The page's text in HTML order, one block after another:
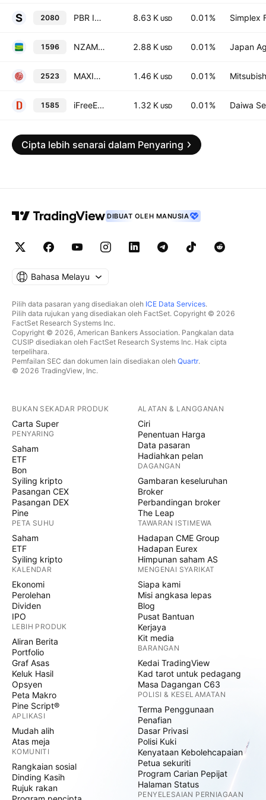
2080 PBR Improvement over 1x ETF 8.63 K USD 0.01% Simplex
1596 NZAM ETF TOPIX Ex-Financials ETF 2.88 K USD 0.01% Japan
2523 MAXIS TOPIX ex-Financials ETF 1.46 K USD 0.01%
1585 iFreeETF TOPIX Ex-Financials 1.32 K USD 0.01% Daiwa
Cipta lebih senarai dalam Penyaring
DIBUAT OLEH MANUSIA
Bahasa Melayu
Pilih data pasaran yang disediakan oleh ICE Data Services.
Pilih data rujukan yang disediakan oleh FactSet. Copyright © 2026
FactSet Research Systems Inc.
Copyright © 2026, American Bankers Association. Pangkalan data
CUSIP disediakan oleh FactSet Research Systems Inc. Hak cipta
terpelihara.
Pemfailan SEC dan dokumen lain disediakan oleh Quartr.
© 2026 TradingView, Inc.
BUKAN SEKADAR PRODUK
Carta Super
PENYARING
Saham
ETF
Bon
Syiling kripto
Pasangan CEX
Pasangan DEX
Pine
PETA SUHU
Saham
ETF
Syiling kripto
KALENDAR
Ekonomi
Perolehan
Dividen
IPO
LEBIH PRODUK
Aliran Berita
Portfolio
Graf Asas
Keluk Hasil
Opsyen
Peta Makro
Pine Script®
APLIKASI
Mudah alih
Atas meja
KOMUNITI
Rangkaian sosial
Dinding Kasih
Rujuk rakan
ALATAN & LANGGANAN
Ciri
Penentuan Harga
Data pasaran
Hadiahkan pelan
DAGANGAN
Gambaran keseluruhan
Broker
Perbandingan broker
The Leap
TAWARAN ISTIMEWA
Hadapan CME Group
Hadapan Eurex
Himpunan saham AS
MENGENAI SYARIKAT
Siapa kami
Misi angkasa lepas
Blog
Pusat Bantuan
Kerjaya
Kit media
BARANGAN
Kedai TradingView
Kad tarot untuk pedagang
Masa Dagangan C63
POLISI & KESELAMATAN
Terma Penggunaan
Penafian
Dasar Privasi
Polisi Kuki
Kenyataan Kebolehcapaian
Petua sekuriti
Program Carian Pepijat
Halaman Status
PENYELESAIAN PERNIAGAAN